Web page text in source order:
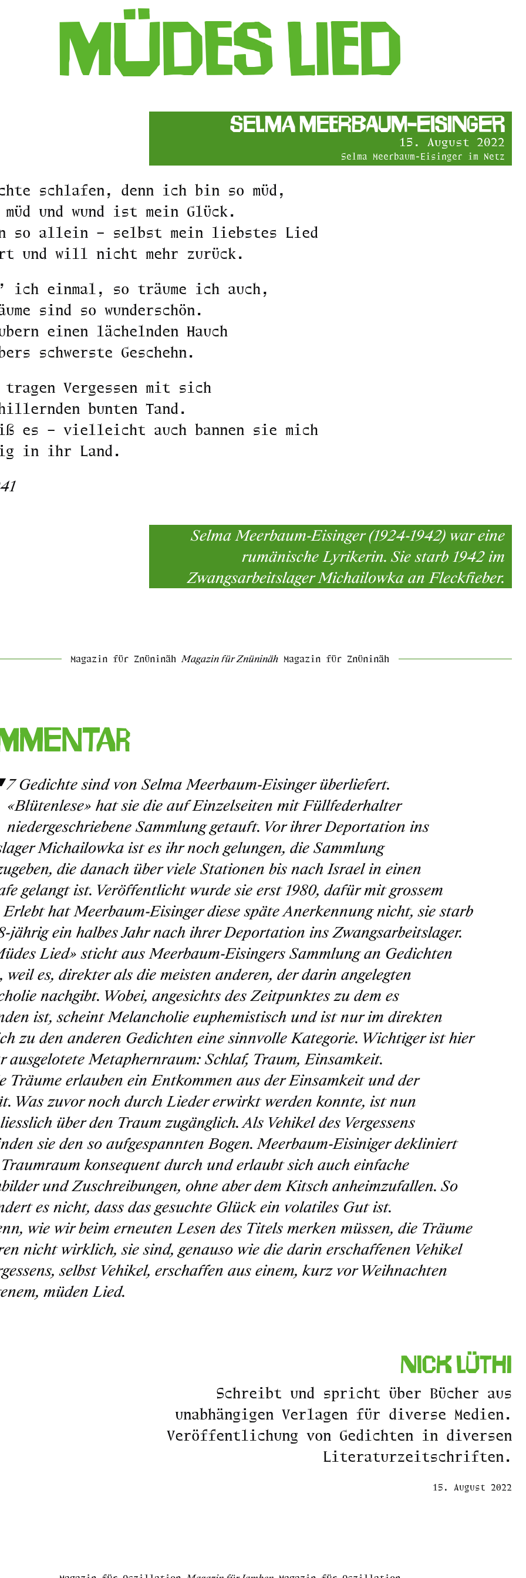
Müdes Lied
Selma Meerbaum-Eisinger
15. August 2022
Selma Meerbaum-Eisinger im Netz
schlafen, denn ich bin so müd,
müd und wund ist mein Glück.
so allein – selbst mein liebstes Lied
und will nicht mehr zurück.
ich einmal, so träume ich auch,
sind so wunderschön.
einen lächelnden Hauch
schwerste Geschehn.
tragen Vergessen mit sich
bunten Tand.
es – vielleicht auch bannen sie mich
in ihr Land.
Selma Meerbaum-Eisinger (1924-1942) war eine
rumänische Lyrikerin. Sie starb 1942 im
Zwangsarbeitslager Michailowka an Fleckfieber.
Magazin für Znüninäh Magazin für Znüninäh Magazin für Znüninäh
7 Gedichte sind von Selma Meerbaum-Eisinger überliefert.
«Blütenlese» hat sie die auf Einzelseiten mit Füllfederhalter
niedergeschriebene Sammlung getauft. Vor ihrer Deportation ins
Michailowka ist es ihr noch gelungen, die Sammlung
die danach über viele Stationen bis nach Israel in einen
gelangt ist. Veröffentlicht wurde sie erst 1980, dafür mit grossem
hat Meerbaum-Eisinger diese späte Anerkennung nicht, sie starb
jährig ein halbes Jahr nach ihrer Deportation ins Zwangsarbeitslager.
Lied» sticht aus Meerbaum-Eisingers Sammlung an Gedichten
weil es, direkter als die meisten anderen, der darin angelegten
nachgibt. Wobei, angesichts des Zeitpunktes zu dem es
ist, scheint Melancholie euphemistisch und ist nur im direkten
zu den anderen Gedichten eine sinnvolle Kategorie. Wichtiger ist hier
ausgelotete Metaphernraum: Schlaf, Traum, Einsamkeit.
Träume erlauben ein Entkommen aus der Einsamkeit und der
Was zuvor noch durch Lieder erwirkt werden konnte, ist nun
über den Traum zugänglich. Als Vehikel des Vergessens
sie den so aufgespannten Bogen. Meerbaum-Eisiniger dekliniert
konsequent durch und erlaubt sich auch einfache
und Zuschreibungen, ohne aber dem Kitsch anheimzufallen. So
es nicht, dass das gesuchte Glück ein volatiles Gut ist.
wie wir beim erneuten Lesen des Titels merken müssen, die Träume
nicht wirklich, sie sind, genauso wie die darin erschaffenen Vehikel
selbst Vehikel, erschaffen aus einem, kurz vor Weihnachten
müden Lied.
Nick Lüthi
Schreibt und spricht über Bücher aus
unabhängigen Verlagen für diverse Medien.
Veröffentlichung von Gedichten in diversen
Literaturzeitschriften.
15. August 2022